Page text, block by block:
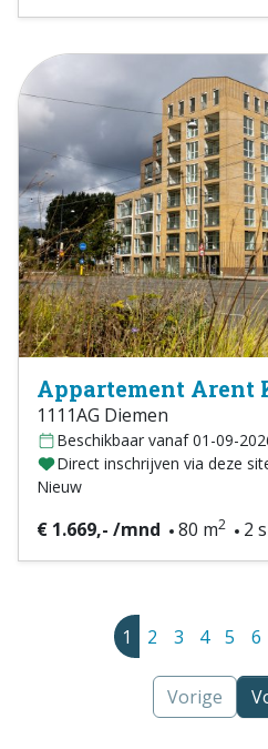
Appartement Arent
1111AG Diemen
Beschikbaar vanaf 01-09-
Direct inschrijven via deze
Nieuw
€ 1.669,- /mnd 80 m2 2
1 2 3 4 5 6
Vorige